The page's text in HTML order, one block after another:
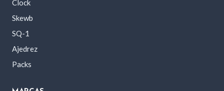
Clock
Skewb
SQ-1
Ajedrez
Packs